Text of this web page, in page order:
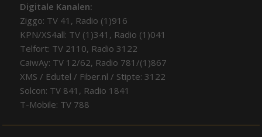
Digitale Kanalen:
Ziggo: TV 41, Radio (1)916
KPN/XS4all: TV (1)341, Radio (1)041
Telfort: TV 2110, Radio 3122
CaiwAy: TV 12/62, Radio 781/(1)867
XMS / Edutel / Fiber.nl / Stipte: 3122
Solcon: TV 841, Radio 1841
T-Mobile: TV 788